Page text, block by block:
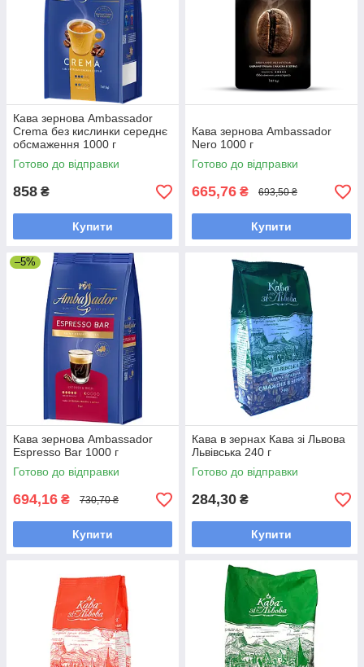
Кава зернова Ambassador
Crema без кислинки середнє
обсмаження 1000 г
Готово до відправки
858 ₴
Купити
Кава зернова Ambassador
Nero 1000 г
Готово до відправки
665,76 ₴ 693,50 ₴
Купити
–5%
Кава зернова Ambassador
Espresso Bar 1000 г
Готово до відправки
694,16 ₴ 730,70 ₴
Купити
Кава в зернах Кава зі Львова
Львівська 240 г
Готово до відправки
284,30 ₴
Купити